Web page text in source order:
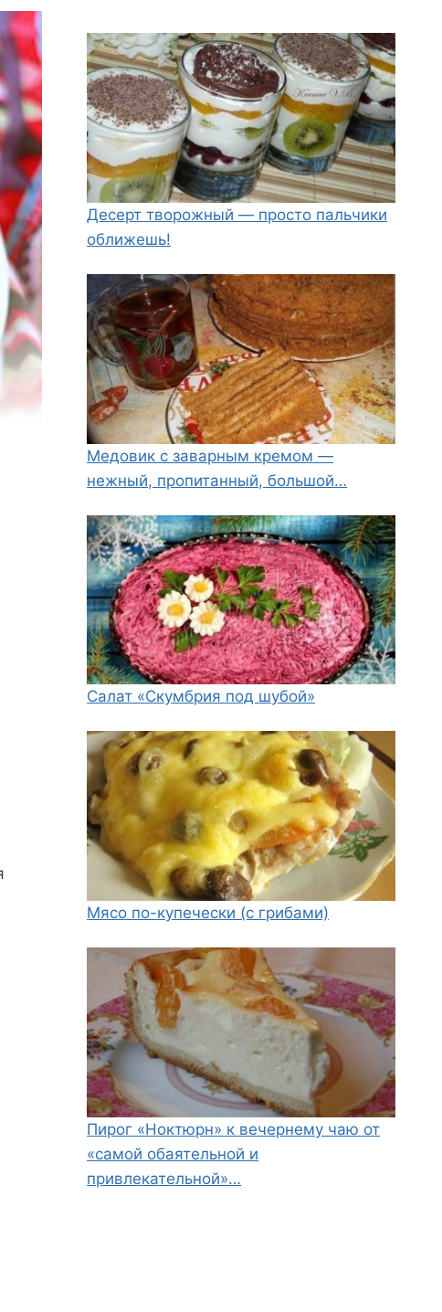
Десерт творожный — просто пальчики
оближешь!
Медовик с заварным кремом —
нежный, пропитанный, большой…
Салат «Скумбрия под шубой»
Мясо по-купечески (с грибами)
Пирог «Ноктюрн» к вечернему чаю от
«самой обаятельной и
привлекательной»…